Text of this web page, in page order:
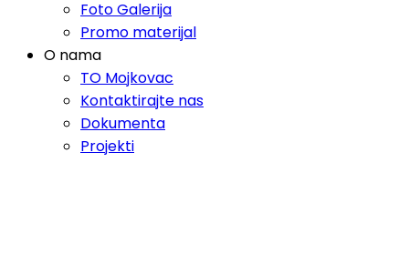
Foto Galerija
Promo materijal
O nama
TO Mojkovac
Kontaktirajte nas
Dokumenta
Projekti